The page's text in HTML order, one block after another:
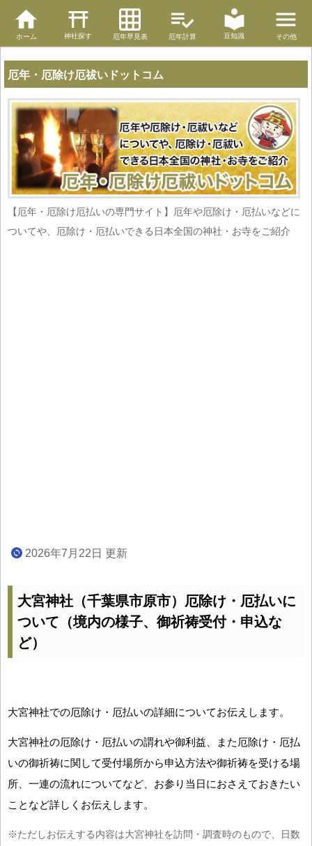
ホーム 神社探す 厄年早見表 厄年計算 豆知識 その他
厄年・厄除け厄祓いドットコム
【厄年・厄除け厄払いの専門サイト】厄年や厄除け・厄払いなどに
ついてや、厄除け・厄払いできる日本全国の神社・お寺をご紹介
2026年7月22日 更新
大宮神社（千葉県市原市）厄除け・厄払いに
ついて（境内の様子、御祈祷受付・申込な
ど）
大宮神社での厄除け・厄払いの詳細についてお伝えします。
大宮神社の厄除け・厄払いの謂れや御利益、また厄除け・厄払
いの御祈祷に関して受付場所から申込方法や御祈祷を受ける場
所、一連の流れについてなど、お参り当日におさえておきたい
ことなど詳しくお伝えします。
※ただしお伝えする内容は大宮神社を訪問・調査時のもので、日数